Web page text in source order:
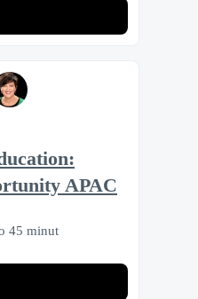
APAC
45 minut